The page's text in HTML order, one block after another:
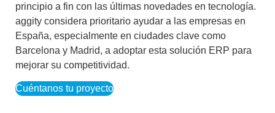
principio a fin con las últimas novedades en tecnología.
aggity considera prioritario ayudar a las empresas en
España, especialmente en ciudades clave como
Barcelona y Madrid, a adoptar esta solución ERP para
mejorar su competitividad.
Cuéntanos tu proyecto